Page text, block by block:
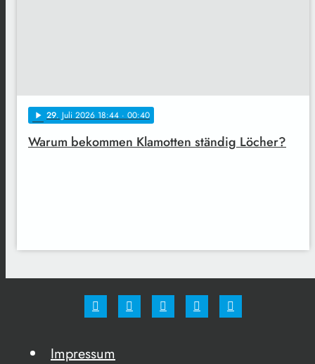
play_arrow 29. Juli 2026 18:44 · 00:40
Warum bekommen Klamotten ständig Löcher?
Impressum